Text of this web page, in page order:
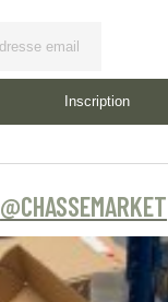
Inscription
@CHASSEMARKET